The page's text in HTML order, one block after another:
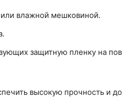
влажной мешковиной.
защитную пленку на
высокую прочность и